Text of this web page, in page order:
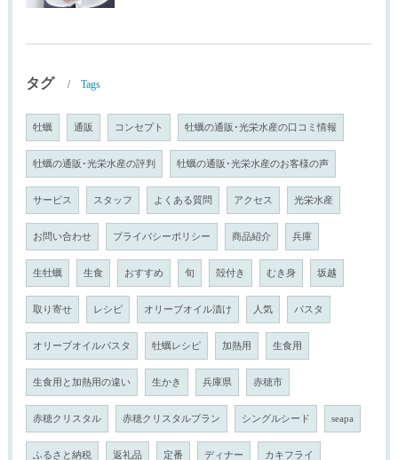
タグ Tags
牡蠣 通販 コンセプト 牡蠣の通販･光栄水産の口コミ情報
牡蠣の通販･光栄水産の評判 牡蠣の通販･光栄水産のお客様の声
サービス スタッフ よくある質問 アクセス 光栄水産
お問い合わせ プライバシーポリシー 商品紹介 兵庫
生牡蠣 生食 おすすめ 旬 殻付き むき身 坂越
取り寄せ レシピ オリーブオイル漬け 人気 パスタ
オリーブオイルパスタ 牡蠣レシピ 加熱用 生食用
生食用と加熱用の違い 生かき 兵庫県 赤穂市
赤穂クリスタル 赤穂クリスタルブラン シングルシード seapa
ふるさと納税 返礼品 定番 ディナー カキフライ